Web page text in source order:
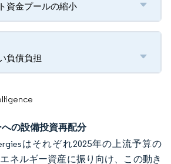
資金プールの縮小
負債負担
の設備投資再配分
はそれぞれ2025年の上流予算の
ネルギー資産に振り向け、この動き